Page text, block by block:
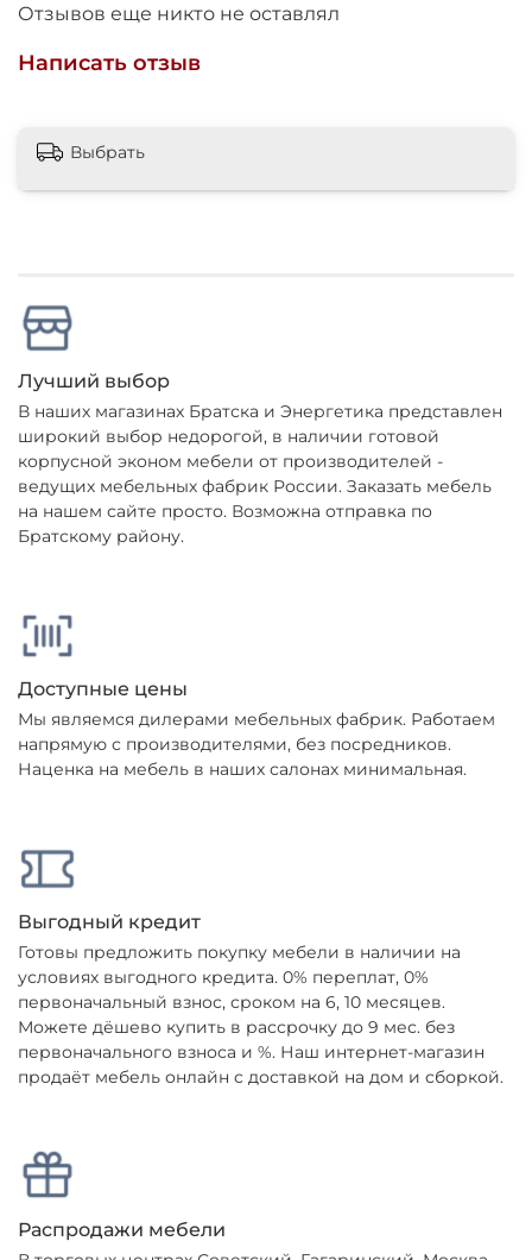
Отзывов еще никто не оставлял
Написать отзыв
Выбрать
Лучший выбор
В наших магазинах Братска и Энергетика представлен
широкий выбор недорогой, в наличии готовой
корпусной эконом мебели от производителей -
ведущих мебельных фабрик России. Заказать мебель
на нашем сайте просто. Возможна отправка по
Братскому району.
Доступные цены
Мы являемся дилерами мебельных фабрик. Работаем
напрямую с производителями, без посредников.
Наценка на мебель в наших салонах минимальная.
Выгодный кредит
Готовы предложить покупку мебели в наличии на
условиях выгодного кредита. 0% переплат, 0%
первоначальный взнос, сроком на 6, 10 месяцев.
Можете дёшево купить в рассрочку до 9 мес. без
первоначального взноса и %. Наш интернет-магазин
продаёт мебель онлайн с доставкой на дом и сборкой.
Распродажи мебели